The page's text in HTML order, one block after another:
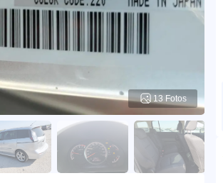
13 Fotos